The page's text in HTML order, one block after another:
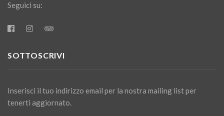
Seguici su:
SOTTOSCRIVI
Inserisci il tuo indirizzo email per la nostra mailing list per
tenerti aggiornato.